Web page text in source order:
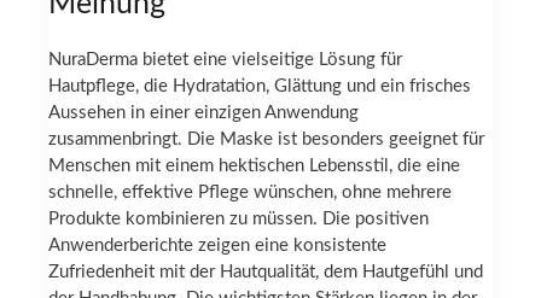
NuraDerma bietet eine vielseitige Lösung für
Hautpflege, die Hydratation, Glättung und ein frisches
Aussehen in einer einzigen Anwendung
zusammenbringt. Die Maske ist besonders geeignet für
Menschen mit einem hektischen Lebensstil, die eine
schnelle, effektive Pflege wünschen, ohne mehrere
Produkte kombinieren zu müssen. Die positiven
Anwenderberichte zeigen eine konsistente
Zufriedenheit mit der Hautqualität, dem Hautgefühl und